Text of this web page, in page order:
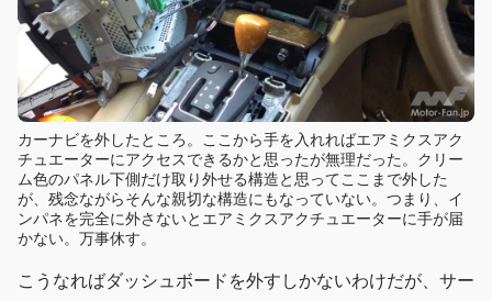
カーナビを外したところ。ここから手を入れればエアミクスアク
チュエーターにアクセスできるかと思ったが無理だった。クリー
ム色のパネル下側だけ取り外せる構造と思ってここまで外した
が、残念ながらそんな親切な構造にもなっていない。つまり、イ
ンパネを完全に外さないとエアミクスアクチュエーターに手が届
かない。万事休す。
こうなればダッシュボードを外すしかないわけだが、サー